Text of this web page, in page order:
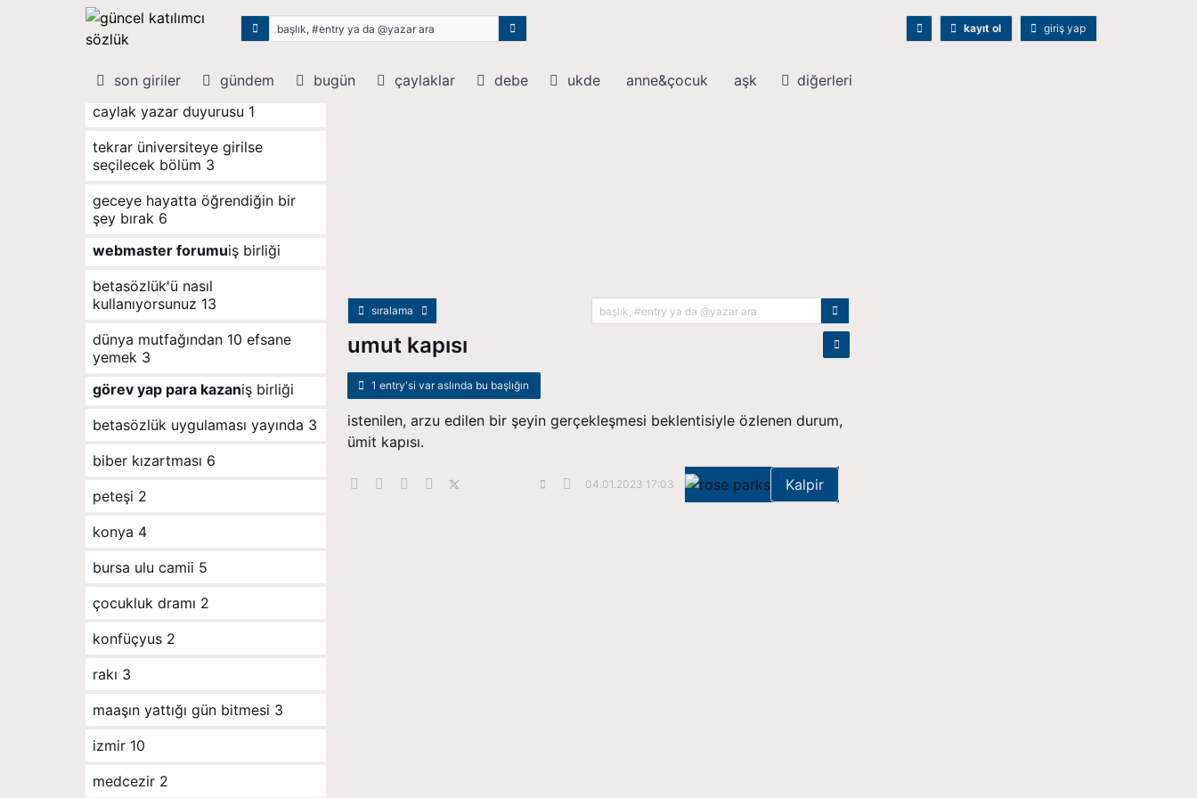
kayıt ol giriş yap
son giriler gündem bugün çaylaklar debe ukde anne&çocuk aşk diğerleri
caylak yazar duyurusu 1
tekrar üniversiteye girilse
seçilecek bölüm 3
geceye hayatta öğrendiğin bir
şey bırak 6
webmaster forumuiş birliği
betasözlük'ü nasıl
kullanıyorsunuz 13
dünya mutfağından 10 efsane
yemek 3
görev yap para kazaniş birliği
betasözlük uygulaması yayında 3
biber kızartması 6
peteşi 2
konya 4
bursa ulu camii 5
çocukluk dramı 2
konfüçyus 2
rakı 3
maaşın yattığı gün bitmesi 3
izmir 10
medcezir 2
sıralama
umut kapısı
1 entry'si var aslında bu başlığın
i̇stenilen, arzu edilen bir şeyin gerçekleşmesi beklentisiyle özlenen durum,
ümit kapısı.
04.01.2023 17:03 Kalpir